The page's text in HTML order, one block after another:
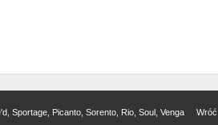
Sportage, Picanto, Sorento, Rio, Soul, Venga